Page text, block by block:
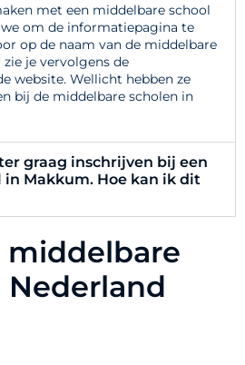
met een middelbare school
om de informatiepagina te
op de naam van de middelbare
je vervolgens de
website. Wellicht hebben ze
bij de middelbare scholen in
graag inschrijven bij een
Makkum. Hoe kan ik dit
middelbare